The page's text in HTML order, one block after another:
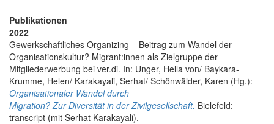
Publikationen
2022
Gewerkschaftliches Organizing – Beitrag zum Wandel der
Organisationskultur? Migrant:innen als Zielgruppe der
Mitgliederwerbung bei ver.di. In: Unger, Hella von/ Baykara-
Krumme, Helen/ Karakayali, Serhat/ Schönwälder, Karen (Hg.):
Organisationaler Wandel durch
Migration? Zur Diversität in der Zivilgesellschaft. Bielefeld:
transcript (mit Serhat Karakayali).